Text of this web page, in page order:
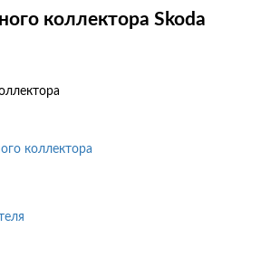
коллектора Skoda
коллектора